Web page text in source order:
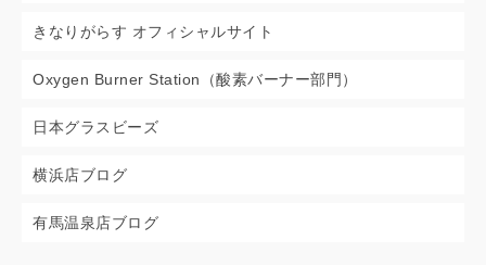
きなりがらす オフィシャルサイト
Oxygen Burner Station（酸素バーナー部門）
日本グラスビーズ
横浜店ブログ
有馬温泉店ブログ